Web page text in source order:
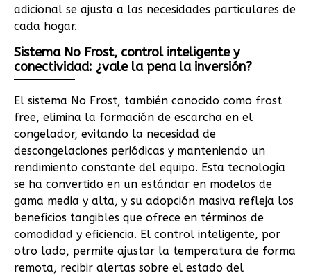
adicional se ajusta a las necesidades particulares de
cada hogar.
Sistema No Frost, control inteligente y
conectividad: ¿vale la pena la inversión?
El sistema No Frost, también conocido como frost
free, elimina la formación de escarcha en el
congelador, evitando la necesidad de
descongelaciones periódicas y manteniendo un
rendimiento constante del equipo. Esta tecnología
se ha convertido en un estándar en modelos de
gama media y alta, y su adopción masiva refleja los
beneficios tangibles que ofrece en términos de
comodidad y eficiencia. El control inteligente, por
otro lado, permite ajustar la temperatura de forma
remota, recibir alertas sobre el estado del